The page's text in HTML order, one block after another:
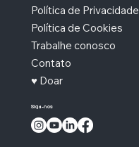
Política de Privacidade
Política de Cookies
Trabalhe conosco
Contato
♥ Doar
Siga-nos